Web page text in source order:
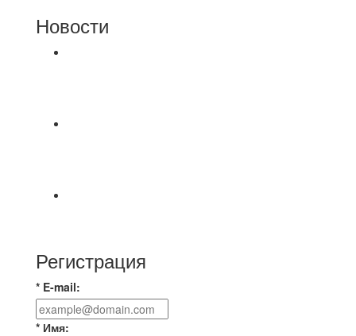
Новости
Регистрация
* E-mail:
* Имя: